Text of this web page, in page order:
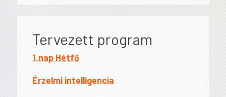
Tervezett program
1.nap Hétfő
Érzelmi intelligencia